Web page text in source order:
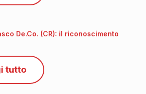
De.Co. (CR): il riconoscimento
tutto